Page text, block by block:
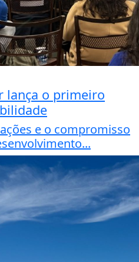
lança o primeiro
e o compromisso